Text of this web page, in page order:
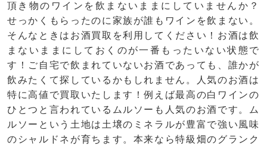
頂き物のワインを飲まないままにしていませんか？
せっかくもらったのに家族が誰もワインを飲まない。
そんなときはお酒買取を利用してください！お酒は飲
まないままにしておくのが一番もったいない状態で
す！ご自宅で飲まれていないお酒であっても、誰かが
飲みたくて探しているかもしれません。人気のお酒は
特に高値で買取いたします！例えば最高の白ワインの
ひとつと言われているムルソーも人気のお酒です。ム
ルソーという土地は土壌のミネラルが豊富で強い風味
のシャルドネが育ちます。本来なら特級畑のグランク